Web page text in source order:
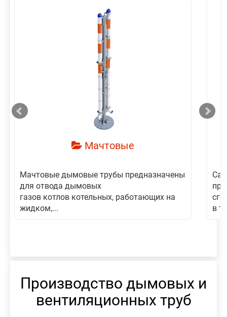
Мачтовые
Мачтовые дымовые трубы предназначены
для отвода дымовых
газов котлов котельных, работающих на
жидком,...
в
Производство дымовых и
вентиляционных труб